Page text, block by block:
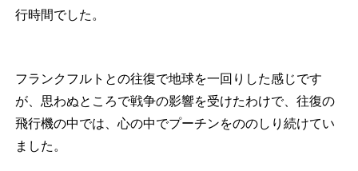
行時間でした。
フランクフルトとの往復で地球を一回りした感じです
が、思わぬところで戦争の影響を受けたわけで、往復の
飛行機の中では、心の中でプーチンをののしり続けてい
ました。